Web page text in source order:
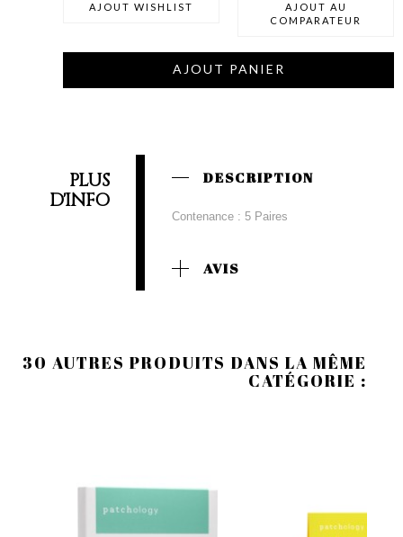
AJOUT WISHLIST
AJOUT AU
COMPARATEUR
AJOUT PANIER
PLUS
D'INFO
DESCRIPTION
Contenance : 5 Paires
AVIS
30 AUTRES PRODUITS DANS LA MÊME
CATÉGORIE :